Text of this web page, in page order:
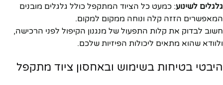
גלגלים לשינוע: כמעט כל הציוד המתקפל כולל גלגלים מובנים
המאפשרים הזזה קלה ונוחה ממקום למקום.
חשוב לבדוק את קלות התפעול של מנגנון הקיפול לפני הרכישה,
ולוודא שהוא מתאים ליכולות הפיזיות שלכם.
היבטי בטיחות בשימוש ובאחסון ציוד מתקפל